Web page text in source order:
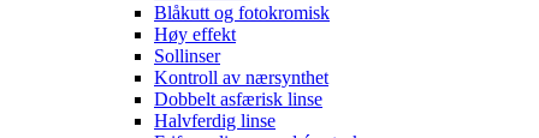
Blåkutt og fotokromisk
Høy effekt
Sollinser
Kontroll av nærsynthet
Dobbelt asfærisk linse
Halvferdig linse